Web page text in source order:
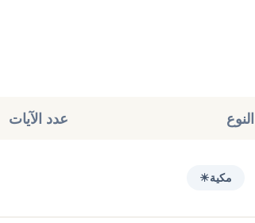
النوع عدد الآيات
مكية☀